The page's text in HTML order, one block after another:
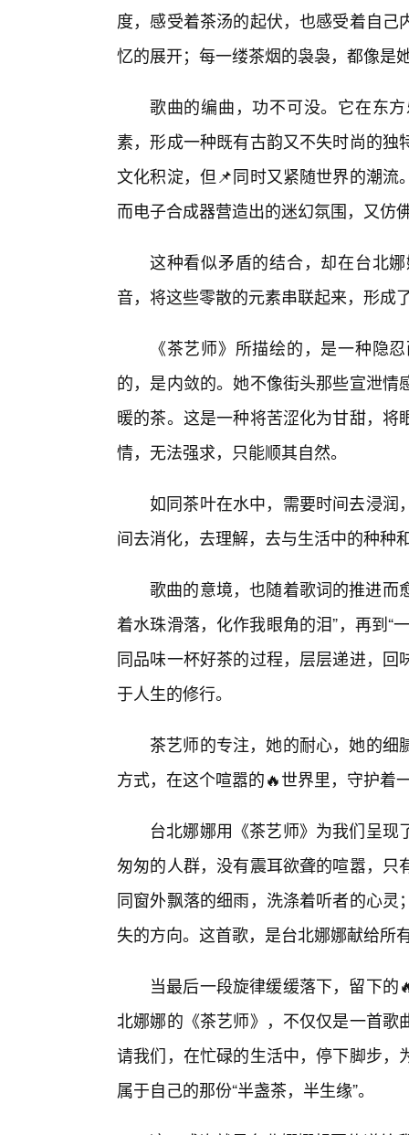
度，感受着茶汤的起伏，也感受着自
忆的展开；每一缕茶烟的袅袅，都像是
歌曲的编曲，功不可没。它在东
素，形成一种既有古韵又不失时尚的
文化积淀，但📌同时又紧随世界的潮
而电子合成器营造出的迷幻氛围，又仿
这种看似矛盾的结合，却在台北
音，将这些零散的元素串联起来，形成
《茶艺师》所描绘的，是一种隐
的，是内敛的。她不像街头那些宣泄
暖的茶。这是一种将苦涩化为甘甜，
情，无法强求，只能顺其自然。
如同茶叶在水中，需要时间去浸润
间去消化，去理解，去与生活中的种种
歌曲的意境，也随着歌词的推进而
着水珠滑落，化作我眼角的泪”，再到“
同品味一杯好茶的过程，层层递进，
于人生的修行。
茶艺师的专注，她的耐心，她的
方式，在这个喧嚣的🔥世界里，守护着
台北娜娜用《茶艺师》为我们呈
匆匆的人群，没有震耳欲聋的喧嚣，
同窗外飘落的细雨，洗涤着听者的心
失的方向。这首歌，是台北娜娜献给所
当最后一段旋律缓缓落下，留下
北娜娜的《茶艺师》，不仅仅是一首
请我们，在忙碌的生活中，停下脚步
属于自己的那份“半盏茶，半生缘”。